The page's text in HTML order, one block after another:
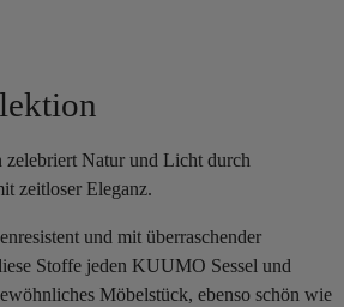
Natur und Licht durch
zeitloser Eleganz.
und mit überraschender
Stoffe jeden KUUMO Sessel und
Möbelstück, ebenso schön wie